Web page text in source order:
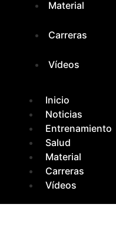
Material
Carreras
Vídeos
Inicio
Noticias
Entrenamiento
Salud
Material
Carreras
Vídeos